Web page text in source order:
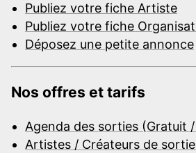
Publiez votre fiche Artiste
Publiez votre fiche
Déposez une petite annonce
Nos offres et tarifs
Agenda des sorties (Gratuit
Artistes / Créateurs de